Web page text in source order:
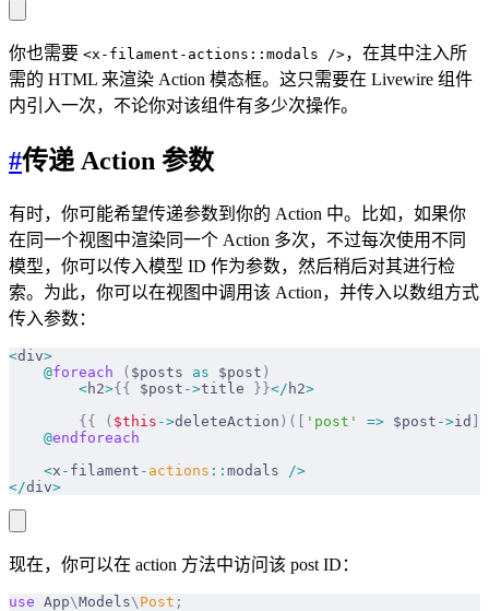
你也需要 <x-filament-actions::modals />，在其中注入所
需的 HTML 来渲染 Action 模态框。这只需要在 Livewire 组件
内引入一次，不论你对该组件有多少次操作。
#传递 Action 参数
有时，你可能希望传递参数到你的 Action 中。比如，如果你
在同一个视图中渲染同一个 Action 多次，不过每次使用不同
模型，你可以传入模型 ID 作为参数，然后稍后对其进行检
索。为此，你可以在视图中调用该 Action，并传入以数组方式
传入参数：
<div>
    @
foreach ( $posts as $post )
        <
h2>{{ $post ->title }}</ h2>
        {{
( $this ->deleteAction )([ 'post' => $post ->id
    @
endforeach
    <
x - filament - actions :: modals
/>
</div>
现在，你可以在 action 方法中访问该 post ID：
use App\Models\ Post ;